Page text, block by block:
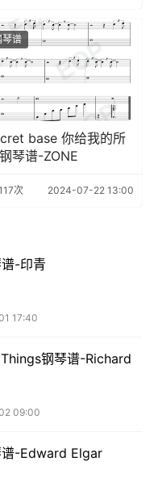
琴谱
base 你给我的所
琴谱-ZONE
次 2024-07-22 13:00
-印青
17:40
钢琴谱-Richard
09:00
谱-Edward Elgar